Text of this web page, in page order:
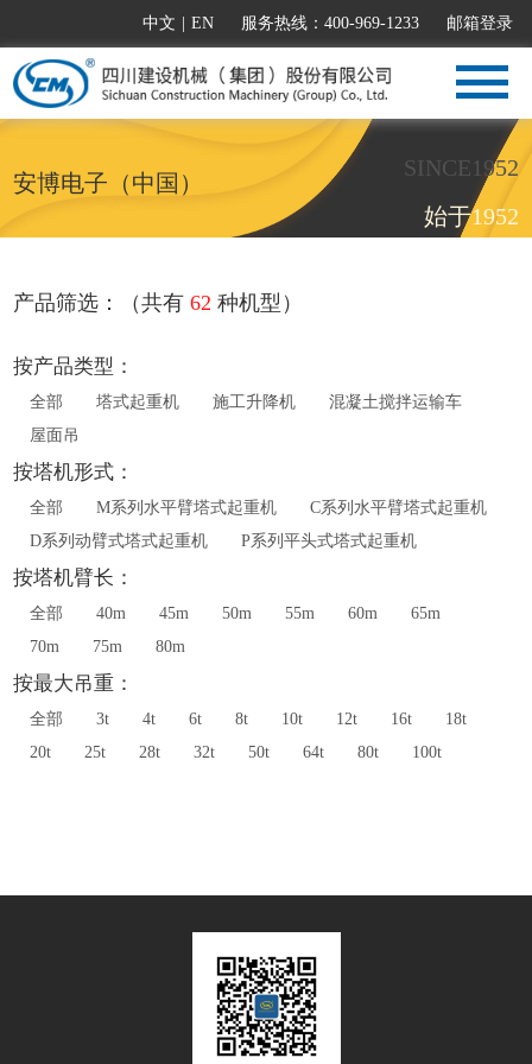
中文 EN 服务热线：400-969-1233 邮箱登录
安博电子（中国）
SINCE1952
始于1952
产品筛选：（共有62 种机型）
按产品类型：
全部 塔式起重机 施工升降机
混凝土搅拌运输车
屋面吊
按塔机形式：
全部 M系列水平臂塔式起重机
C系列水平臂塔式起重机
D系列动臂式塔式起重机
P系列平头式塔式起重机
按塔机臂长：
全部 40m 45m 50m 55m 60m
65m
70m
75m 80m
按最大吊重：
全部 3t 4t 6t 8t 10t 12t 16t
18t
20t
25t 28t 32t 50t 64t 80t 100t